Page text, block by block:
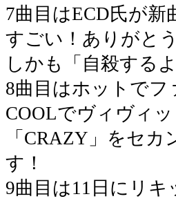
7曲目はECD氏が
すごい！ありがと
しかも「自殺する
8曲目はホットでフ
COOLでヴィヴィ
「CRAZY」をセ
す！
9曲目は11日にリ